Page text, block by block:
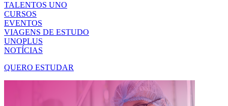
TALENTOS UNO
CURSOS
EVENTOS
VIAGENS DE ESTUDO
UNOPLUS
NOTÍCIAS
QUERO ESTUDAR